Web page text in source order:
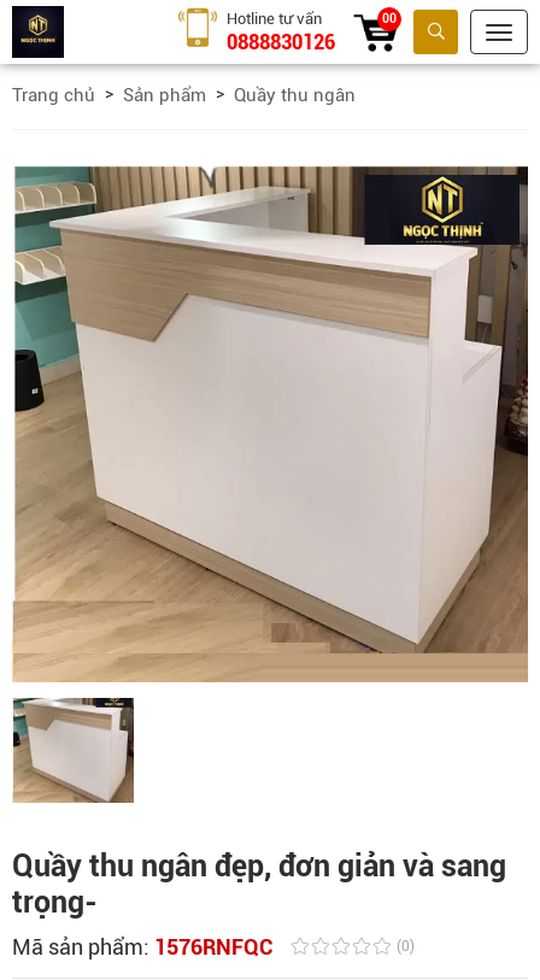
Tìm kiếm
Hotline tư vấn
0888830126
00
Trang chủ Sản phẩm Quầy thu ngân
Quầy thu ngân đẹp, đơn giản và sang
trọng-
Mã sản phẩm: 1576RNFQC (0)